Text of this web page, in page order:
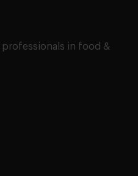
in food &